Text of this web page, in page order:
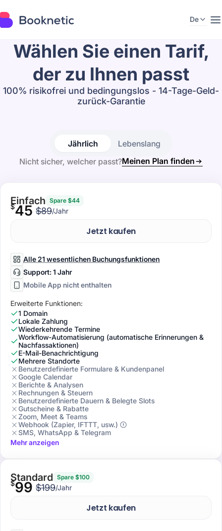
De
Wählen Sie einen Tarif,
der zu Ihnen passt
100% risikofrei und bedingungslos - 14-Tage-Geld-
zurück-Garantie
Jährlich
Lebenslang
Nicht sicher, welcher passt?Meinen Plan finden
Einfach Spare $44
$45 $89/Jahr
Jetzt kaufen
Alle 21 wesentlichen Buchungsfunktionen
Support: 1 Jahr
Mobile App nicht enthalten
Erweiterte Funktionen:
1 Domain
Lokale Zahlung
Wiederkehrende Termine
Workflow-Automatisierung (automatische Erinnerungen &
Nachfassaktionen)
E-Mail-Benachrichtigung
Mehrere Standorte
Benutzerdefinierte Formulare & Kundenpanel
Google Calendar
Berichte & Analysen
Rechnungen & Steuern
Benutzerdefinierte Dauern & Belegte Slots
Gutscheine & Rabatte
Zoom, Meet & Teams
Webhook (Zapier, IFTTT, usw.)
SMS, WhatsApp & Telegram
Mehr anzeigen
Standard Spare $100
$99 $199/Jahr
Jetzt kaufen